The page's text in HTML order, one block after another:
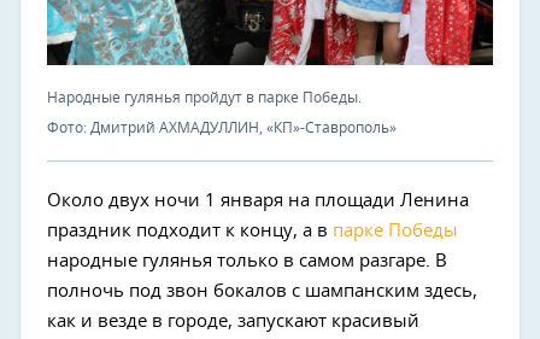
Народные гулянья пройдут в парке Победы.
Фото: Дмитрий АХМАДУЛЛИН, «КП»-Ставрополь»
Около двух ночи 1 января на площади Ленина
праздник подходит к концу, а в парке Победы
народные гулянья только в самом разгаре. В
полночь под звон бокалов с шампанским здесь,
как и везде в городе, запускают красивый